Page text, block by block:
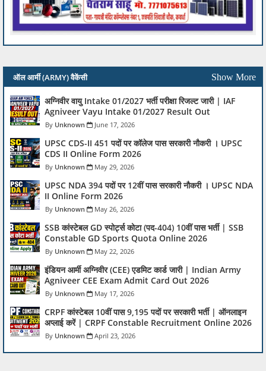
ऑल आर्मी (ARMY) वैकेंसी Show More
अग्निवीर वायु Intake 01/2027 भर्ती परीक्षा रिजल्ट जारी | IAF
Agniveer Vayu Intake 01/2027 Result Out
Unknown June 17, 2026
UPSC CDS-II 451 पदों पर कॉलेज पास सरकारी नौकरी । UPSC
CDS II Online Form 2026
Unknown May 29, 2026
UPSC NDA 394 पदों पर 12वीं पास सरकारी नौकरी । UPSC NDA
II Online Form 2026
Unknown May 26, 2026
SSB कांस्टेबल GD स्पोर्ट्स कोटा (पद-404) 10वीं पास भर्ती | SSB
Constable GD Sports Quota Online 2026
Unknown May 22, 2026
इंडियन आर्मी अग्निवीर (CEE) एडमिट कार्ड जारी | Indian Army
Agniveer CEE Exam Admit Card Out 2026
Unknown May 17, 2026
CRPF कांस्टेबल 10वीं पास 9,195 पदों पर सरकारी भर्ती | ऑनलाइन
अप्लाई करें | CRPF Constable Recruitment Online 2026
Unknown April 23, 2026